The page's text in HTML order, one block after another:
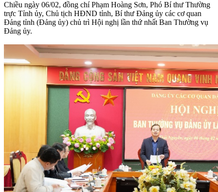
Chiều ngày 06/02, đồng chí Phạm Hoàng Sơn, Phó Bí thư Thường
trực Tỉnh ủy, Chủ tịch HĐND tỉnh, Bí thư Đảng ủy các cơ quan
Đảng tỉnh (Đảng ủy) chủ trì Hội nghị lần thứ nhất Ban Thường vụ
Đảng ủy.